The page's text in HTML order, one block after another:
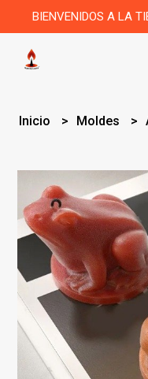
BIENVENIDOS A LA
Inicio Moldes